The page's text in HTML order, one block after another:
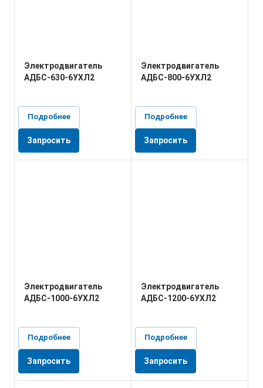
Электродвигатель
АДБС-630-6УХЛ2
Подробнее
Запросить
Электродвигатель
АДБС-800-6УХЛ2
Подробнее
Запросить
Электродвигатель
АДБС-1000-6УХЛ2
Подробнее
Запросить
Электродвигатель
АДБС-1200-6УХЛ2
Подробнее
Запросить